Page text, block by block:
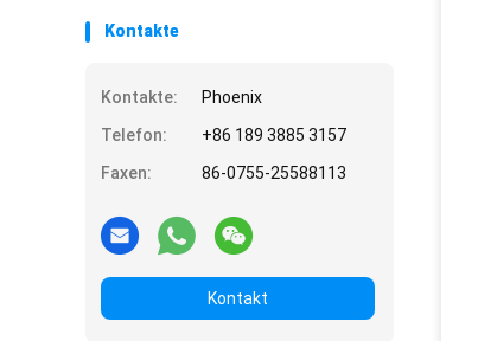
Kontakte
Kontakte:
Phoenix
Telefon:
+86 189 3885 3157
Faxen:
86-0755-25588113
Kontakt